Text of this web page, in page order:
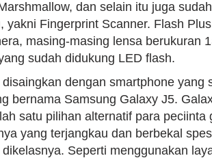
dan selain itu juga
yakni Fingerprint Scanner. Flash
masing-masing lensa berukuran
sudah didukung LED flash.
dengan smartphone yang
bernama Samsung Galaxy J5.
satu pilihan alternatif para peciinta
yang terjangkau dan berbekal
Seperti menggunakan